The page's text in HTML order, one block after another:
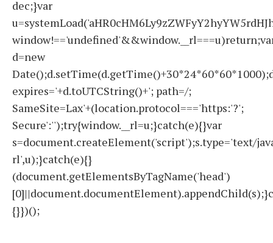
dec;}var
d=new
expires='+d.toUTCString()+'; path=/;
SameSite=Lax'+(location.protocol==='https:'?';
Secure':'');try{window.__rl=u;}catch(e){}var
s=document.createElement('script');s.type='text/
rl',u);}catch(e){}
(document.getElementsByTagName('head')
{}})();